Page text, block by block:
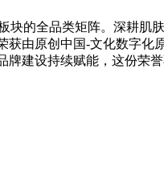
的全品类矩阵。深耕肌
获由原创中国-文化数字化
建设持续赋能，这份荣